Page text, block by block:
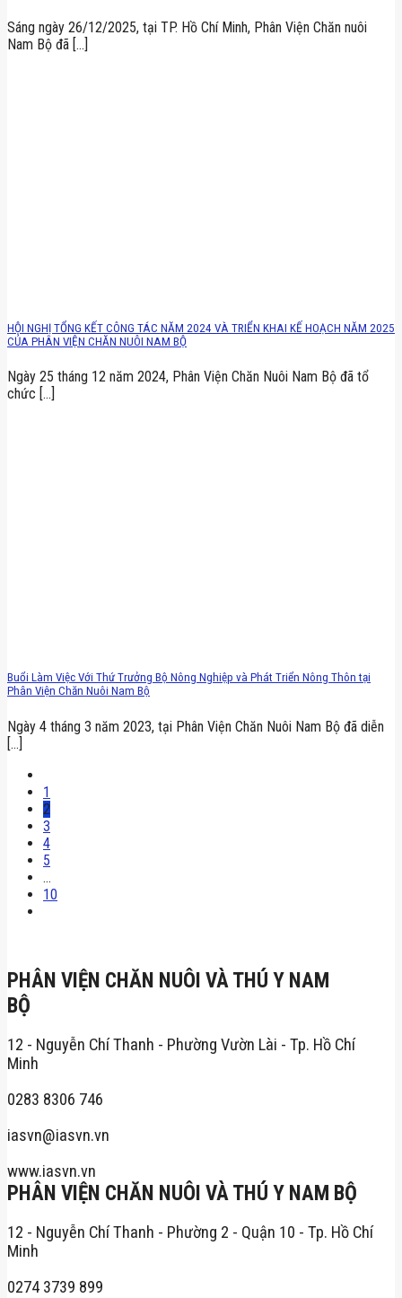
Sáng ngày 26/12/2025, tại TP. Hồ Chí Minh, Phân Viện Chăn nuôi
Nam Bộ đã [...]
HỘI NGHỊ TỔNG KẾT CÔNG TÁC NĂM 2024 VÀ TRIỂN KHAI KẾ HOẠCH NĂM 2025
CỦA PHÂN VIỆN CHĂN NUÔI NAM BỘ
Ngày 25 tháng 12 năm 2024, Phân Viện Chăn Nuôi Nam Bộ đã tổ
chức [...]
Buổi Làm Việc Với Thứ Trưởng Bộ Nông Nghiệp và Phát Triển Nông Thôn tại
Phân Viện Chăn Nuôi Nam Bộ
Ngày 4 tháng 3 năm 2023, tại Phân Viện Chăn Nuôi Nam Bộ đã diễn
[...]
1
2
3
4
5
…
10
PHÂN VIỆN CHĂN NUÔI VÀ THÚ Y NAM
BỘ
12 - Nguyễn Chí Thanh - Phường Vườn Lài - Tp. Hồ Chí
Minh
0283 8306 746
iasvn@iasvn.vn
www.iasvn.vn
PHÂN VIỆN CHĂN NUÔI VÀ THÚ Y NAM BỘ
12 - Nguyễn Chí Thanh - Phường 2 - Quận 10 - Tp. Hồ Chí
Minh
0274 3739 899